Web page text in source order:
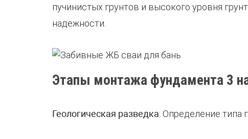
пучинистых грунтов и высокого уровня
надежности.
Этапы монтажа фундамента 3
Геологическая разведка: Определение типа